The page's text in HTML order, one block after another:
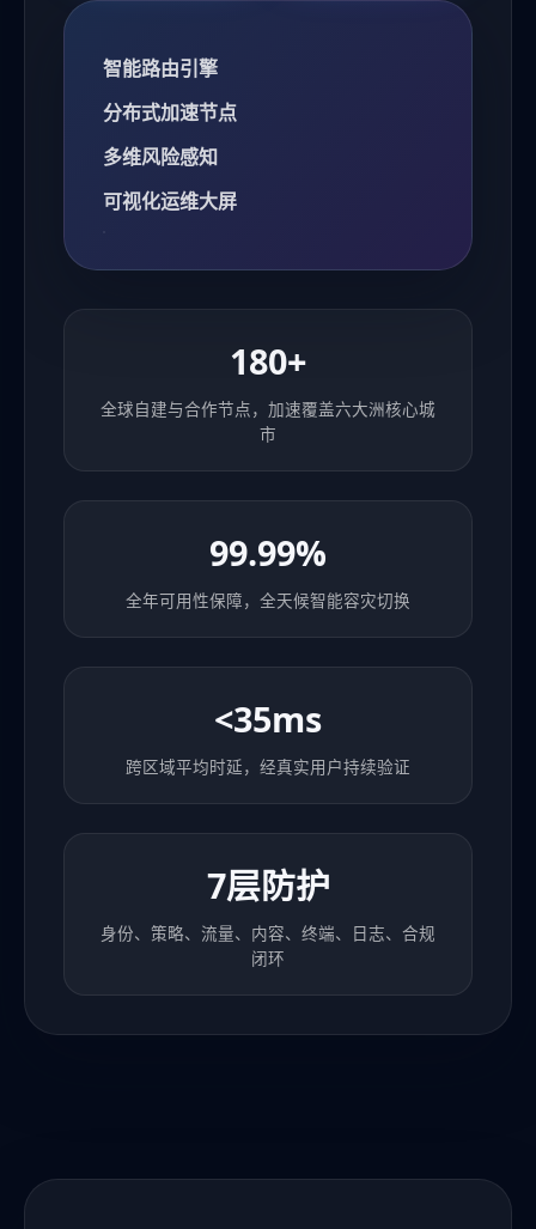
智能路由引擎
分布式加速节点
多维风险感知
可视化运维大屏
180+
全球自建与合作节点，加速覆盖六大洲核心城
市
99.99%
全年可用性保障，全天候智能容灾切换
<35ms
跨区域平均时延，经真实用户持续验证
7层防护
身份、策略、流量、内容、终端、日志、合规
闭环